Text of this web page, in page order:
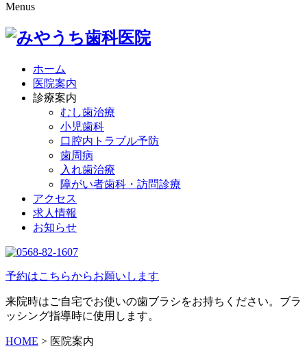
Menus
ホーム
医院案内
診療案内
むし歯治療
小児歯科
口腔内トラブル予防
歯周病
入れ歯治療
障がい者歯科・訪問診療
アクセス
求人情報
お知らせ
予約はこちらからお願いします
来院時はご自宅でお使いの歯ブラシをお持ちください。ブラ
ッシング指導時に使用します。
HOME > 医院案内